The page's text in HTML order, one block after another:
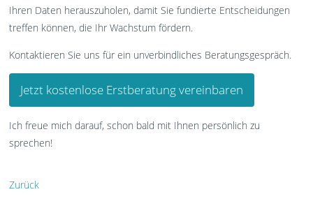
Ihren Daten herauszuholen, damit Sie fundierte Entscheidungen
treffen können, die Ihr Wachstum fördern.
Kontaktieren Sie uns für ein unverbindliches Beratungsgespräch.
Jetzt kostenlose Erstberatung vereinbaren
Ich freue mich darauf, schon bald mit Ihnen persönlich zu
sprechen!
Zurück